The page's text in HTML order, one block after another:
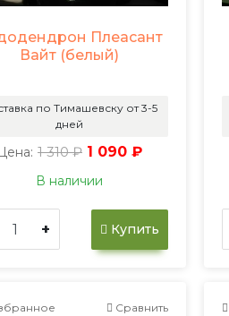
Плеасант
Вайт (белый)
по Тимашевску от 3-5
дней
Цена: 1 310 ₽ 1 090 ₽
В наличии
+ Купить
Сравнить